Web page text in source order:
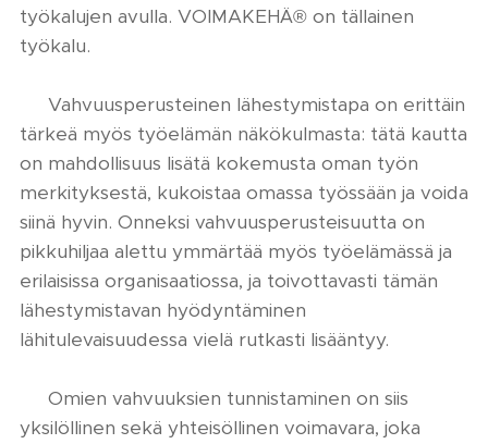
työkalujen avulla. VOIMAKEHÄ® on tällainen
työkalu.
✔ Vahvuusperusteinen lähestymistapa on erittäin
tärkeä myös työelämän näkökulmasta: tätä kautta
on mahdollisuus lisätä kokemusta oman työn
merkityksestä, kukoistaa omassa työssään ja voida
siinä hyvin. Onneksi vahvuusperusteisuutta on
pikkuhiljaa alettu ymmärtää myös työelämässä ja
erilaisissa organisaatiossa, ja toivottavasti tämän
lähestymistavan hyödyntäminen
lähitulevaisuudessa vielä rutkasti lisääntyy.
✔ Omien vahvuuksien tunnistaminen on siis
yksilöllinen sekä yhteisöllinen voimavara, joka